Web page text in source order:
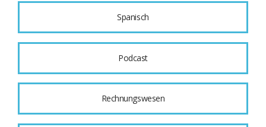
Spanisch
Podcast
Rechnungswesen